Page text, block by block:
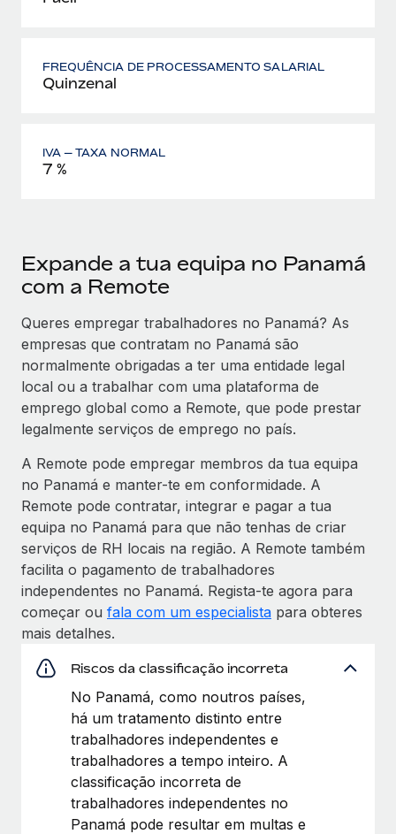
FREQUÊNCIA DE PROCESSAMENTO SALARIAL
Quinzenal
IVA — TAXA NORMAL
7 %
Expande a tua equipa no Panamá
com a Remote
Queres empregar trabalhadores no Panamá? As
empresas que contratam no Panamá são
normalmente obrigadas a ter uma entidade legal
local ou a trabalhar com uma plataforma de
emprego global como a Remote, que pode prestar
legalmente serviços de emprego no país.
A Remote pode empregar membros da tua equipa
no Panamá e manter-te em conformidade. A
Remote pode contratar, integrar e pagar a tua
equipa no Panamá para que não tenhas de criar
serviços de RH locais na região. A Remote também
facilita o pagamento de trabalhadores
independentes no Panamá. Regista-te agora para
começar ou fala com um especialista para obteres
mais detalhes.
Riscos da classificação incorreta
No Panamá, como noutros países,
há um tratamento distinto entre
trabalhadores independentes e
trabalhadores a tempo inteiro. A
classificação incorreta de
trabalhadores independentes no
Panamá pode resultar em multas e